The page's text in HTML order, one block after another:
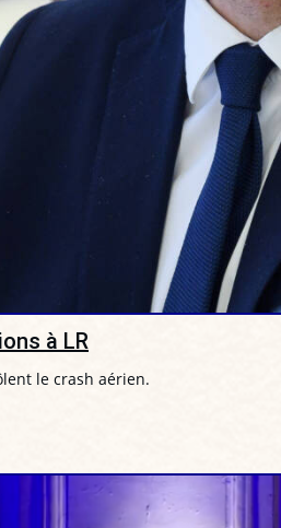
à LR
le crash aérien.